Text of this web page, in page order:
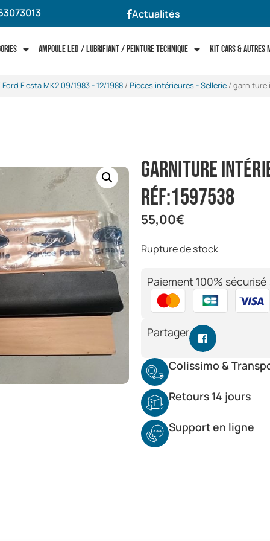
Actualités
Ampoule LED / Lubrifiant / Peinture technique Kit cars & autres
Ford Fiesta MK2 09/1983 - 12/1988/ Pieces intérieures - Sellerie/ garniture
garniture
réf:1597538
55,00€
Rupture de stock
Paiement 100% sécurisé
Partager
Colissimo &
Retours 14 jours
Support en ligne